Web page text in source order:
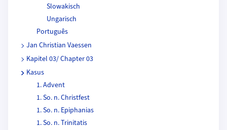
Slowakisch
Ungarisch
Português
Jan Christian Vaessen
Kapitel 03/ Chapter 03
Kasus
1. Advent
1. So. n. Christfest
1. So. n. Epiphanias
1. So. n. Trinitatis